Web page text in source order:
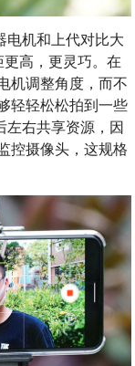
电机和上代对比大
高，更灵巧。在
机调整角度，而不
轻轻松松拍到一些
左右共享资源，因
控摄像头，这规格